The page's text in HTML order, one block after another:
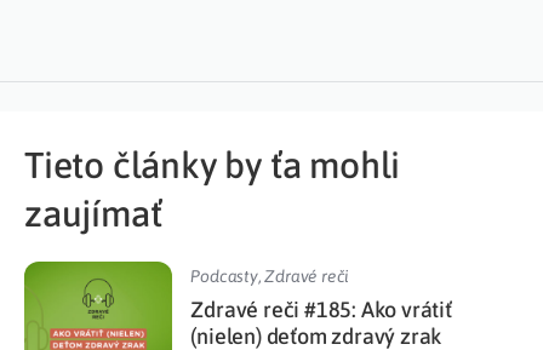
Tieto články by ťa mohli
zaujímať
Podcasty,Zdravé reči
Zdravé reči #185: Ako vrátiť
(nielen) deťom zdravý zrak